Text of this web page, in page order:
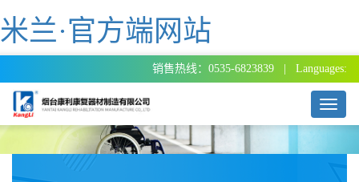
米兰·官方端网站
销售热线：0535-6823839 | Languages:
T
o
g